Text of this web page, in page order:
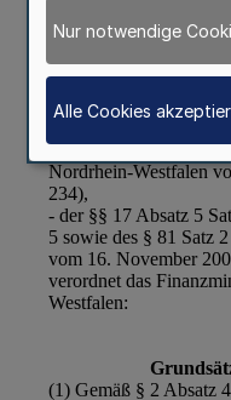
Nur notwendige
Alle Cookies